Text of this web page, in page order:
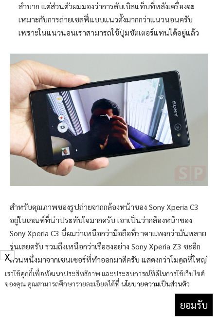
ลำบาก แต่ส่วนตัวผมมองว่าการดับเบิลแท็บที่หลังเครื่องจะ
เหมาะกับการถ่ายเซลฟี่แบบแนวตั้งมากกว่าแนวนอนครับ
เพราะในแนวนอนเราสามารถใช้ปุ่มชัตเตอร์แทนได้อยู่แล้ว
สำหรับคุณภาพของรูปถ่ายจากกล้องหน้าของ Sony Xperia C3
อยู่ในเกณฑ์ที่น่าประทับใจมากครับ เอาเป็นว่ากล้องหน้าของ
Sony Xperia C3 นี่ผมว่าเหนือกว่ามือถือที่ราคาแพงกว่ามันหลาย
รุ่นเลยครับ รวมถึงเหนือกว่าเรือธงอย่าง Sony Xperia Z3 ซะอีก
ส่วนหนึ่งมาจากเซนเซอร์ที่ทำออกมาดีครับ แสดงกว่าโมดูลที่ใหญ่
ไม่ได้ทำเอาไว้โชว์เพียงอย่างเดียวนะ เพราะมันใช้งานได้จริงด้วย
ส่วนแฟลช LED ก็ทำหน้าที่ของมันได้ดีครับ ช่วยในการเติมแสง
แฟลชกล้องหน้าของแบรนด์อื่นที่เป็นแสงแฟลชแข็งๆ ด้วย
เราใช้คุกกี้เพื่อพัฒนาประสิทธิภาพ และประสบการณ์ที่ดีในการใช้เว็บไซต์
ของคุณ คุณสามารถศึกษารายละเอียดได้ที่ นโยบายความเป็นส่วนตัว
ยอมรับ
X